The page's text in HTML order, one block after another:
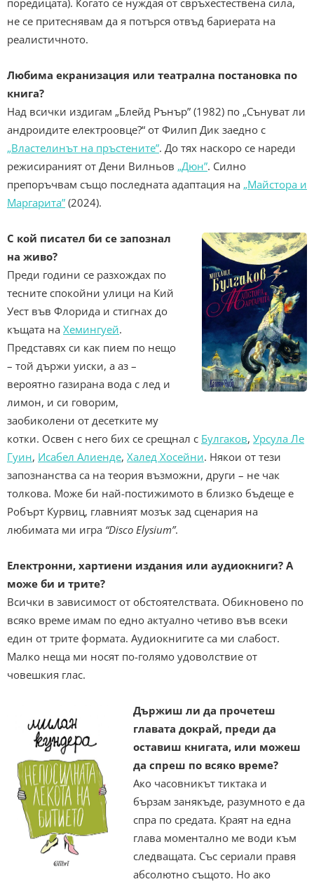
не се притеснявам да я потърся отвъд бариерата на
реалистичното.
Любима екранизация или театрална постановка по
книга?
Над всички издигам „Блейд Рънър” (1982) по „Сънуват ли
андроидите електроовце?“ от Филип Дик заедно с
„Властелинът на пръстените”. До тях наскоро се нареди
режисираният от Дени Вилньов „Дюн”. Силно
препоръчвам също последната адаптация на „Майстора и
Маргарита” (2024).
С кой писател би се запознал
на живо?
Преди години се разхождах по
тесните спокойни улици на Кий
Уест във Флорида и стигнах до
къщата на Хемингуей.
Представях си как пием по нещо
– той държи уиски, а аз –
вероятно газирана вода с лед и
лимон, и си говорим,
заобиколени от десетките му
котки. Освен с него бих се срещнал с Булгаков, Урсула Ле
Гуин, Исабел Алиенде, Халед Хосейни. Някои от тези
запознанства са на теория възможни, други – не чак
толкова. Може би най-постижимото в близко бъдеще е
Робърт Курвиц, главният мозък зад сценария на
любимата ми игра “Disco Elysium”.
Eлектронни, хартиени издания или аудиокниги? А
може би и трите?
Всички в зависимост от обстоятелствата. Обикновено по
всяко време имам по едно актуално четиво във всеки
един от трите формата. Аудиокнигите са ми слабост.
Малко неща ми носят по-голямо удоволствие от
човешкия глас.
Държиш ли да прочетеш
главата докрай, преди да
оставиш книгата, или можеш
да спреш по всяко време?
Ако часовникът тиктака и
бързам занякъде, разумното е да
спра по средата. Краят на една
глава моментално ме води към
следващата. Със сериали правя
абсолютно същото. Но ако